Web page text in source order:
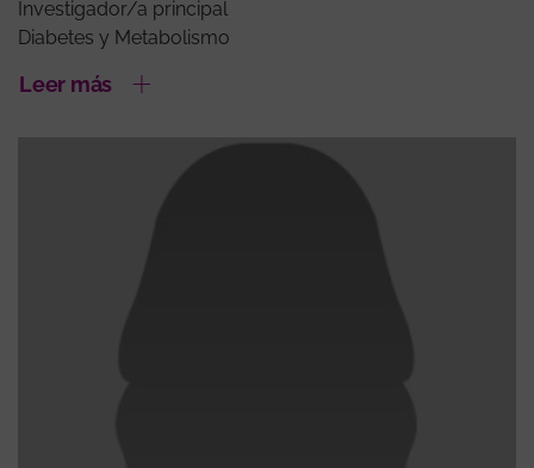
Investigador/a principal
Diabetes y Metabolismo
Leer más